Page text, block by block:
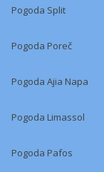
Pogoda Split
Pogoda Poreč
Pogoda Ajia Napa
Pogoda Limassol
Pogoda Pafos